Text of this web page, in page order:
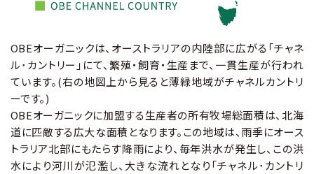
OBEオーガニックは、オーストラリアの内陸部に広がる「チャネ
ル･カントリー」にて、繁殖・飼育・生産まで、一貫生産が行われ
ています。(右の地図上から見ると薄緑地域がチャネルカントリ
ーです。)
OBEオーガニックに加盟する生産者の所有牧場総面積は、北海
道に匹敵する広大な面積となります。この地域は、雨季にオース
トラリア北部にもたらす降雨により、毎年洪水が発生し、この洪
水により河川が氾濫し、大きな流れとなり「チャネル･カントリ